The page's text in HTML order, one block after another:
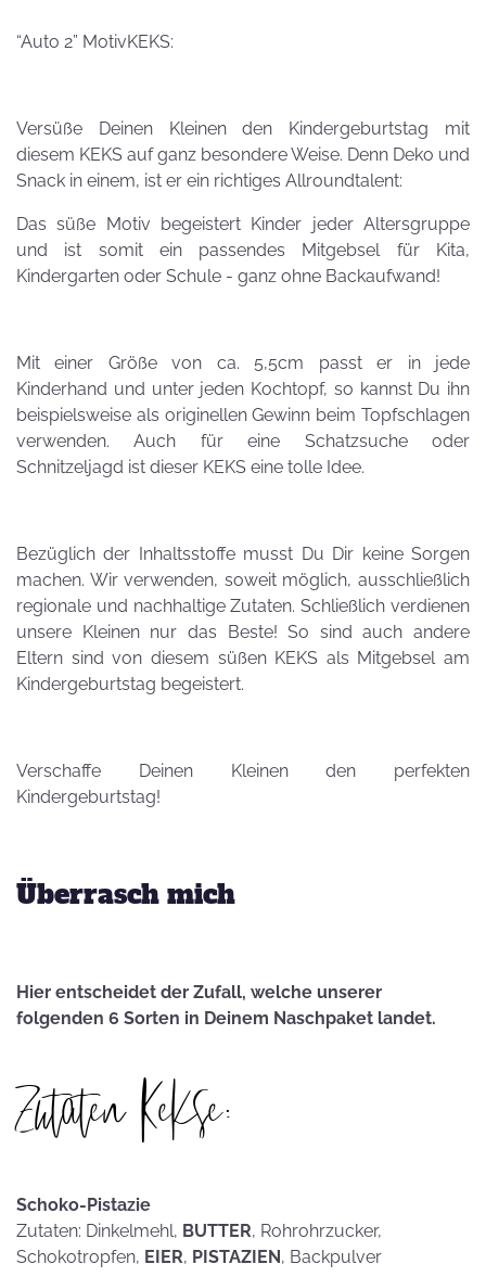
“Auto 2” MotivKEKS:
Versüße Deinen Kleinen den Kindergeburtstag mit
diesem KEKS auf ganz besondere Weise. Denn Deko und
Snack in einem, ist er ein richtiges Allroundtalent:
Das süße Motiv begeistert Kinder jeder Altersgruppe
und ist somit ein passendes Mitgebsel für Kita,
Kindergarten oder Schule - ganz ohne Backaufwand!
Mit einer Größe von ca. 5,5cm passt er in jede
Kinderhand und unter jeden Kochtopf, so kannst Du ihn
beispielsweise als originellen Gewinn beim Topfschlagen
verwenden.Auch für eine Schatzsuche oder
Schnitzeljagd ist dieser KEKS eine tolle Idee.
Bezüglich der Inhaltsstoffe musst Du Dir keine Sorgen
machen. Wir verwenden, soweit möglich, ausschließlich
regionale und nachhaltige Zutaten. Schließlich verdienen
unsere Kleinen nur das Beste! So sind auch andere
Eltern sind von diesem süßen KEKS als Mitgebsel am
Kindergeburtstag begeistert.
Verschaffe Deinen Kleinen den perfekten
Kindergeburtstag!
Überrasch mich
Hier entscheidet der Zufall, welche unserer
folgenden 6 Sorten in Deinem Naschpaket landet.
Zutaten Kekse:
Schoko-Pistazie
Zutaten: Dinkelmehl, BUTTER, Rohrohrzucker,
Schokotropfen, EIER, PISTAZIEN, Backpulver